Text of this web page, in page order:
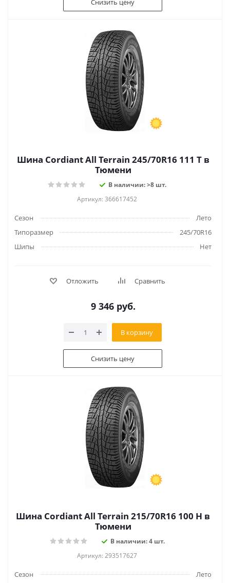
Шина Cordiant All Terrain 245/70R16 111 T в
Тюмени
В наличии: >8 шт.
Артикул: 366617452
Сезон
Лето
Типоразмер
245/70R16
Шипы
Нет
Отложить Сравнить
9 346 руб.
В корзину
Снизить цену
Шина Cordiant All Terrain 215/70R16 100 H в
Тюмени
В наличии: 4 шт.
Артикул: 293517627
Сезон
Лето